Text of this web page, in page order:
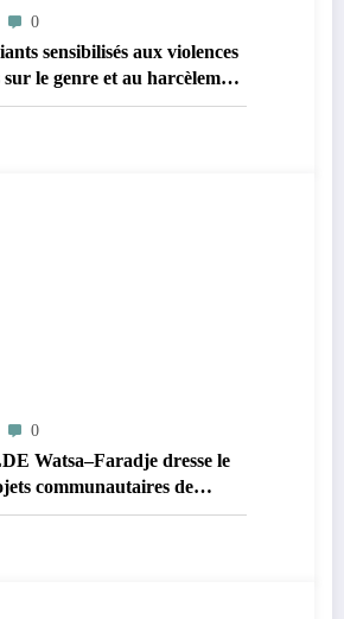
0
sensibilisés aux violences
sur le genre et au harcèlement
universitaire
0
Watsa–Faradje dresse le
communautaires de
signé avec KGM S.A et
quinquennat